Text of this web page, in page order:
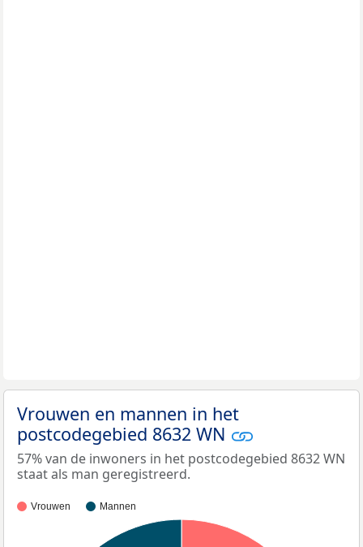
Vrouwen en mannen in het
postcodegebied 8632 WN
57% van de inwoners in het postcodegebied 8632 WN
staat als man geregistreerd.
Vrouwen Mannen